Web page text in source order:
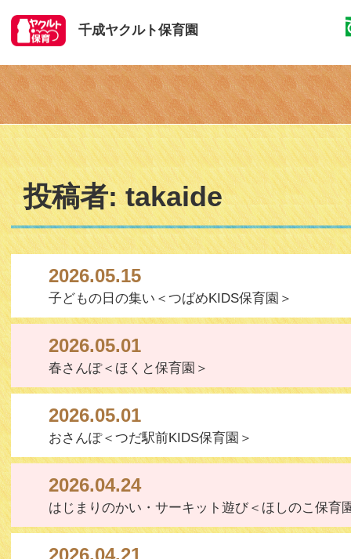
千成ヤクルト保育園
投稿者:takaide
2026.05.15
子どもの日の集い＜つばめKIDS保育園＞
2026.05.01
春さんぽ＜ほくと保育園＞
2026.05.01
おさんぽ＜つだ駅前KIDS保育園＞
2026.04.24
はじまりのかい・サーキット遊び＜ほしのこ保育
2026.04.21